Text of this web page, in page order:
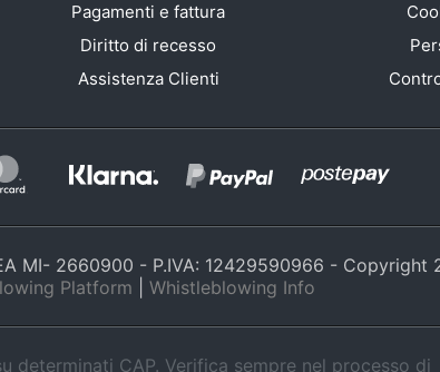
Pagamenti e fattura
Diritto di recesso
Assistenza Clienti
MI- 2660900 - P.IVA: 12429590966 - Copyright
Platform Whistleblowing Info
determinati CAP. Verifica sempre nel processo di